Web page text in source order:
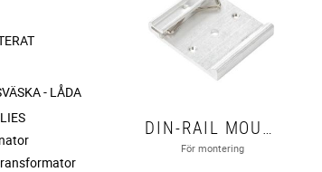
DIN-RAIL MOUNTING CLIP
För montering
- LÅDA